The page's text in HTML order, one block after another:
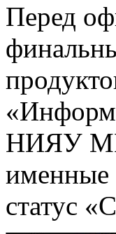
Перед
НИЯУ
именные
статус